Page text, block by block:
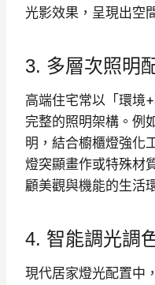
光影效果，呈現出空
3. 多層次照明
高端住宅常以「環境
完整的照明架構。例
明，結合櫥櫃燈強化
燈突顯畫作或特殊材
顧美觀與機能的生活
4. 智能調光調
現代居家燈光配置中